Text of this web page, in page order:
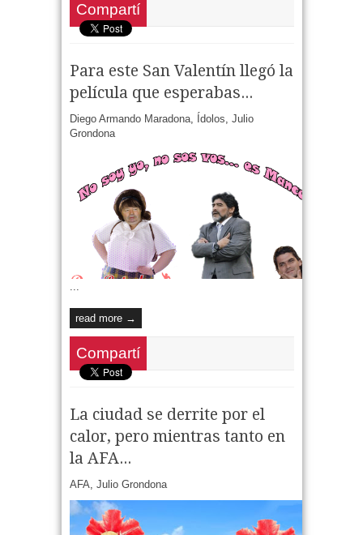
Compartí
Para este San Valentín llegó la
película que esperabas...
Diego Armando Maradona, Ídolos, Julio
Grondona
...
read more →
Compartí
La ciudad se derrite por el
calor, pero mientras tanto en
la AFA...
AFA, Julio Grondona